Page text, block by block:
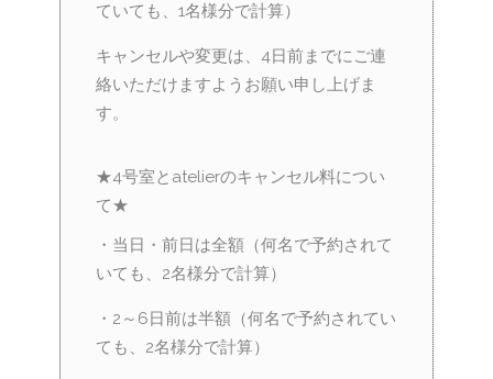
ていても、1名様分で計算）
キャンセルや変更は、4日前までにご連
絡いただけますようお願い申し上げま
す。
★4号室とatelierのキャンセル料につい
て★
・当日・前日は全額（何名で予約されて
いても、2名様分で計算）
・2～6日前は半額（何名で予約されてい
ても、2名様分で計算）